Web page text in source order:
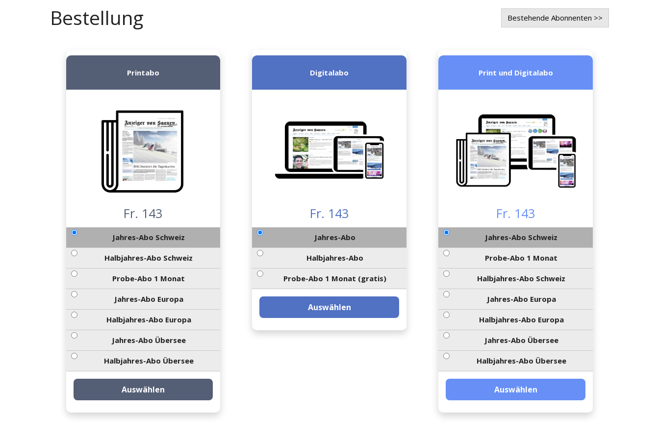
Bestellung Bestehende Abonnenten >>
Printabo
Fr. 143
Jahres-Abo Schweiz
Halbjahres-Abo Schweiz
Probe-Abo 1 Monat
Jahres-Abo Europa
Halbjahres-Abo Europa
Jahres-Abo Übersee
Halbjahres-Abo Übersee
Auswählen
Digitalabo
Fr. 143
Jahres-Abo
Halbjahres-Abo
Probe-Abo 1 Monat (gratis)
Auswählen
Print und Digitalabo
Fr. 143
Jahres-Abo Schweiz
Probe-Abo 1 Monat
Halbjahres-Abo Schweiz
Jahres-Abo Europa
Halbjahres-Abo Europa
Jahres-Abo Übersee
Halbjahres-Abo Übersee
Auswählen